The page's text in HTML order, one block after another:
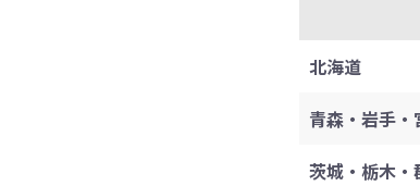
北海道
青森・岩手
茨城・栃木